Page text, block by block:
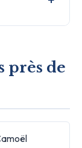
près de